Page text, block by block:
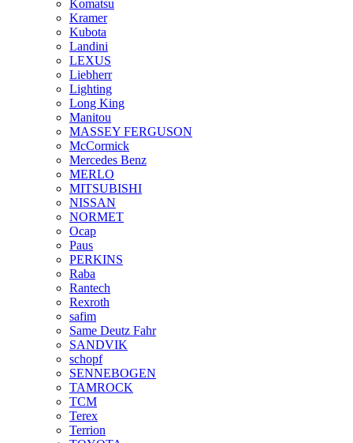
Komatsu
Kramer
Kubota
Landini
LEXUS
Liebherr
Lighting
Long King
Manitou
MASSEY FERGUSON
McCormick
Mercedes Benz
MERLO
MITSUBISHI
NISSAN
NORMET
Ocap
Paus
PERKINS
Raba
Rantech
Rexroth
safim
Same Deutz Fahr
SANDVIK
schopf
SENNEBOGEN
TAMROCK
TCM
Terex
Terrion